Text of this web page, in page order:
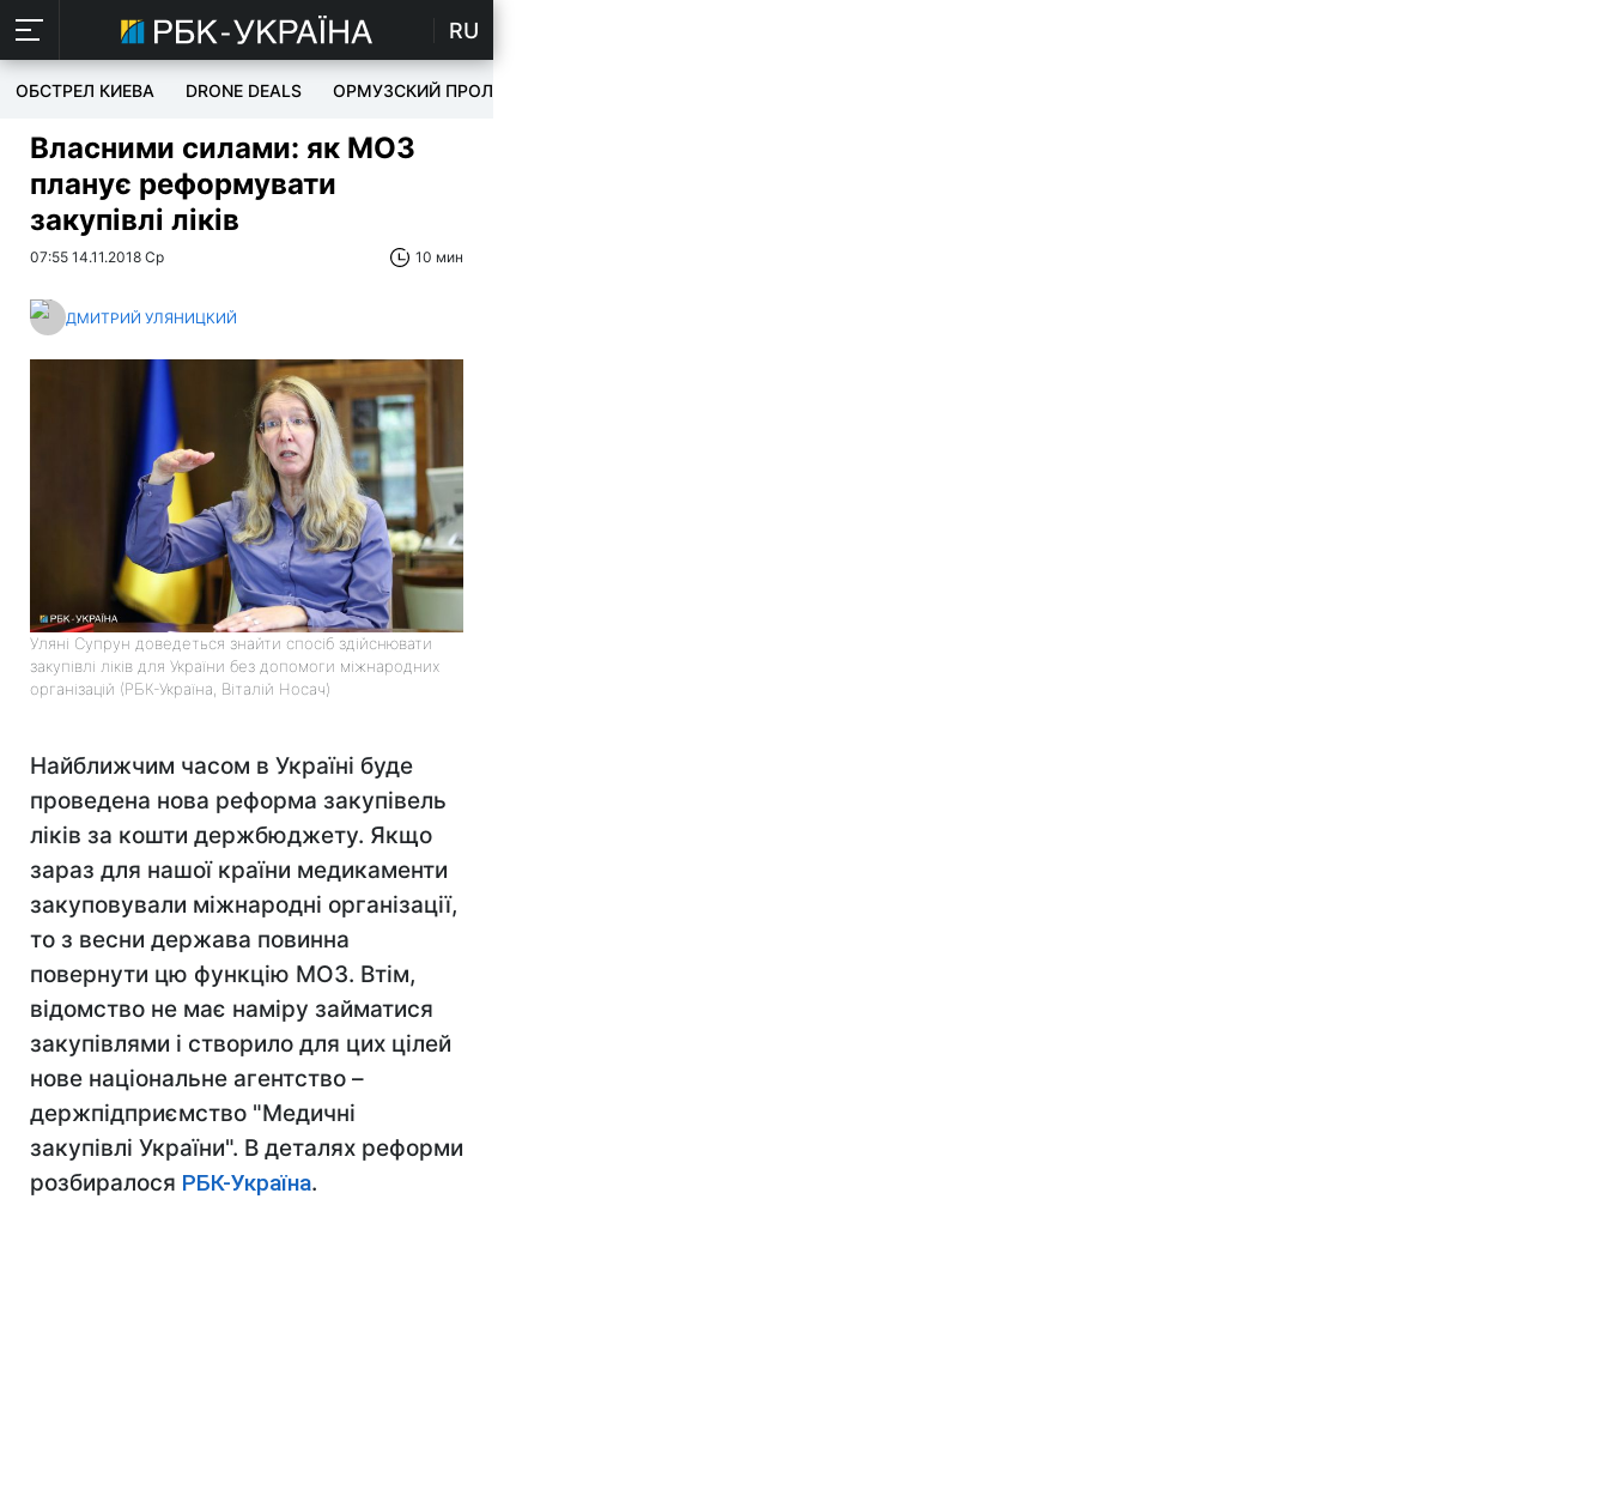
RU
ОБСТРЕЛ КИЕВА DRONE DEALS ОРМУЗСКИЙ ПРОЛИВ
Власними силами: як МОЗ
планує реформувати
закупівлі ліків
07:55 14.11.2018 Ср 10 мин
ДМИТРИЙ УЛЯНИЦКИЙ
Уляні Супрун доведеться знайти спосіб здійснювати
закупівлі ліків для України без допомоги міжнародних
організацій (РБК-Україна, Віталій Носач)
Найближчим часом в Україні буде
проведена нова реформа закупівель
ліків за кошти держбюджету. Якщо
зараз для нашої країни медикаменти
закуповували міжнародні організації,
то з весни держава повинна
повернути цю функцію МОЗ. Втім,
відомство не має наміру займатися
закупівлями і створило для цих цілей
нове національне агентство –
держпідприємство "Медичні
закупівлі України". В деталях реформи
розбиралося РБК-Україна.